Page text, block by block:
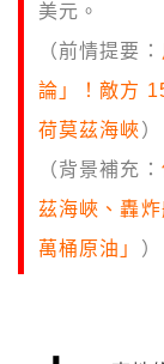
美元。
（前情提要：
論」！敵方
荷莫茲海峽 ）
（背景補充：
茲海峽、轟
萬桶原油」
）